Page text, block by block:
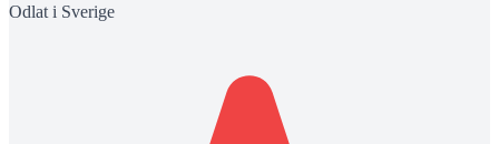
Odlat i Sverige